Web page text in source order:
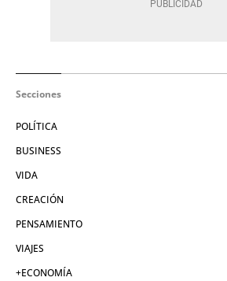
Secciones
POLÍTICA
BUSINESS
VIDA
CREACIÓN
PENSAMIENTO
VIAJES
+ECONOMÍA